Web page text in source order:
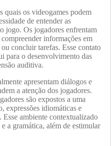
os videogames podem
de entender as
jogo. Os jogadores enfrentam
informações em
concluir tarefas. Esse contato
para o desenvolvimento das
auditiva.
apresentam diálogos e
a atenção dos jogadores.
são expostos a uma
expressões idiomáticas e
Esse ambiente contextualizado
a gramática, além de estimular